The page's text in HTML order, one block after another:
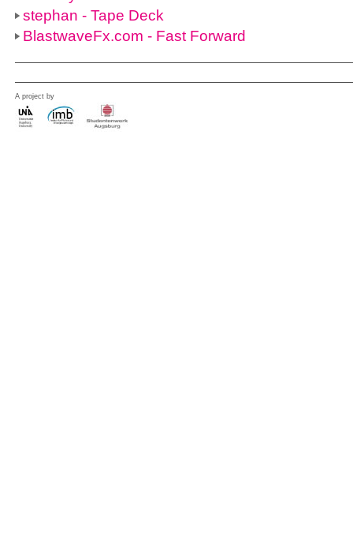
stephan - Tape Deck
BlastwaveFx.com - Fast Forward
A project by